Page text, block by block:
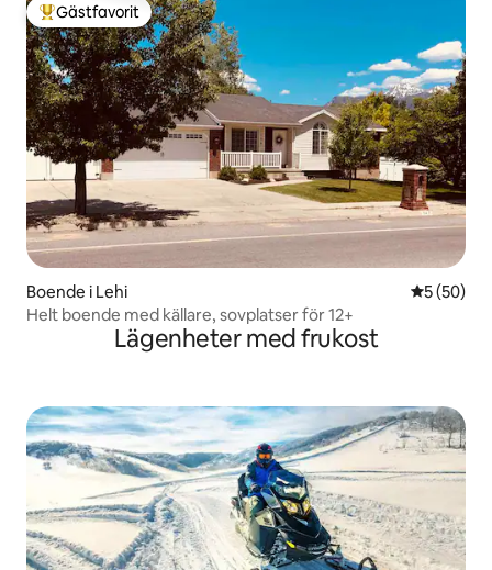
Populär gästfavorit
Gästfavorit
Boende i Lehi 5 av 5 i
5 (50)
Helt boende med källare, sovplatser för 12+
Lägenheter med frukost